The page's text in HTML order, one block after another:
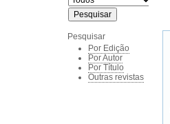
Pesquisar
Por Edição
Por Autor
Por Título
Outras revistas